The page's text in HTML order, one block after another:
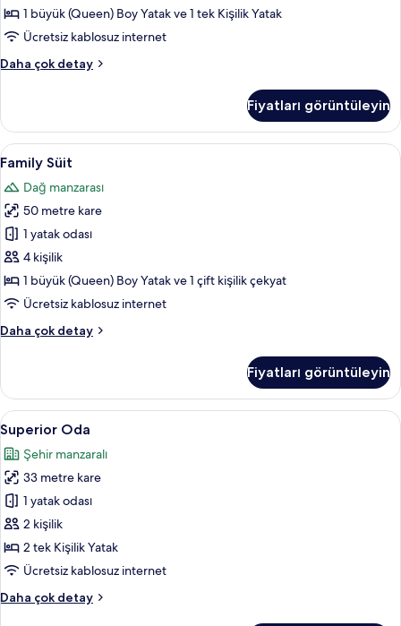
1 büyük (Queen) Boy Yatak ve 1 tek Kişilik Yatak
Ücretsiz kablosuz internet
Daha çok detay
Deluxe
fazla
detay
Fiyatları görüntüleyin
Family
Süit
için
tüm
fotoğrafları
görün
11
Family Süit
Dağ manzarası
50 metre kare
1 yatak odası
4 kişilik
1 büyük (Queen) Boy Yatak ve 1 çift kişilik çekyat
Ücretsiz kablosuz internet
Daha çok detay
Family
fazla
detay
Fiyatları görüntüleyin
Superior
Oda
için
tüm
fotoğrafları
görün
Superior Oda | Kaliteli yatak takımı,
9
Superior Oda
Şehir manzaralı
33 metre kare
1 yatak odası
2 kişilik
2 tek Kişilik Yatak
Ücretsiz kablosuz internet
Daha çok detay
Superior